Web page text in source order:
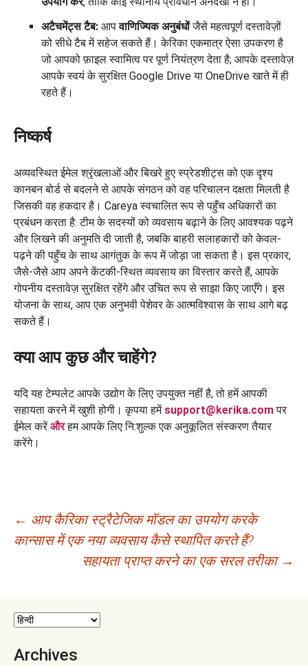
अटैचमेंट्स टैब: आपवाणिज्यिक अनुबंधोंजैसे महत्वपूर्ण दस्तावेज़ों
को सीधे टैब में सहेज सकते हैं। केरिका एकमात्र ऐसा उपकरण है
जो आपको फ़ाइल स्वामित्व पर पूर्ण नियंत्रण देता है; आपके दस्तावेज़
आपके स्वयं के सुरक्षित Google Drive या OneDrive खाते में ही
रहते हैं।
निष्कर्ष
अव्यवस्थित ईमेल श्रृंखलाओं और बिखरे हुए स्प्रेडशीट्स को एक दृश्य
कानबन बोर्ड से बदलने से आपके संगठन को वह परिचालन दक्षता मिलती है
जिसकी वह हकदार है। Careya स्वचालित रूप से पहुँच अधिकारों का
प्रबंधन करता है: टीम के सदस्यों को व्यवसाय बढ़ाने के लिए आवश्यक पढ़ने
और लिखने की अनुमति दी जाती है, जबकि बाहरी सलाहकारों को केवल-
पढ़ने की पहुँच के साथ आगंतुक के रूप में जोड़ा जा सकता है। इस प्रकार,
जैसे-जैसे आप अपने केंटकी-स्थित व्यवसाय का विस्तार करते हैं, आपके
गोपनीय दस्तावेज़ सुरक्षित रहेंगे और उचित रूप से साझा किए जाएँगे। इस
योजना के साथ, आप एक अनुभवी पेशेवर के आत्मविश्वास के साथ आगे बढ़
सकते हैं।
क्या आप कुछ और चाहेंगे?
यदि यह टेम्पलेट आपके उद्योग के लिए उपयुक्त नहीं है, तो हमें आपकी
सहायता करने में खुशी होगी। कृपया हमें support@kerika.comपर
ईमेल करें औरहम आपके लिए नि:शुल्क एक अनुकूलित संस्करण तैयार
करेंगे।
पोस्ट
नेविगेशन
← आप कैरिका स्ट्रैटेजिक मॉडल का उपयोग करके
कान्सास में एक नया व्यवसाय कैसे स्थापित करते हैं?
सहायता प्राप्त करने का एक सरल तरीका →
Archives